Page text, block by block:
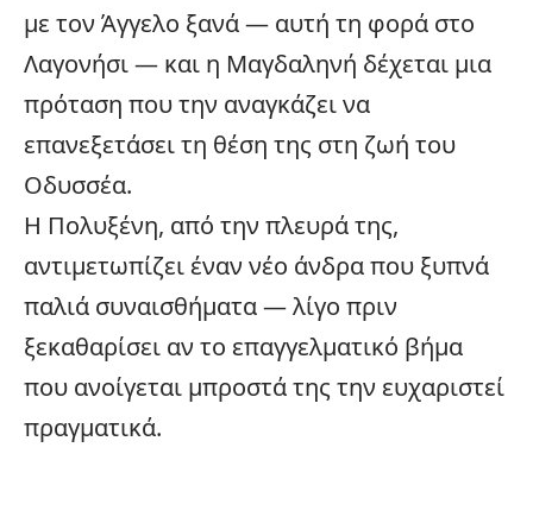
με τον Άγγελο ξανά — αυτή τη φορά στο
Λαγονήσι — και η Μαγδαληνή δέχεται μια
πρόταση που την αναγκάζει να
επανεξετάσει τη θέση της στη ζωή του
Οδυσσέα.
Η Πολυξένη, από την πλευρά της,
αντιμετωπίζει έναν νέο άνδρα που ξυπνά
παλιά συναισθήματα — λίγο πριν
ξεκαθαρίσει αν το επαγγελματικό βήμα
που ανοίγεται μπροστά της την ευχαριστεί
πραγματικά.